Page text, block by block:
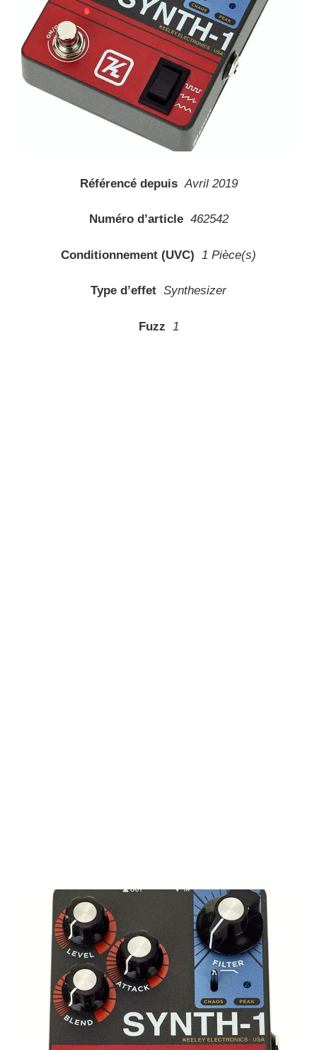
Référencé depuis Avril 2019
Numéro d’article 462542
Conditionnement (UVC) 1 Pièce(s)
Type d’effet Synthesizer
Fuzz 1